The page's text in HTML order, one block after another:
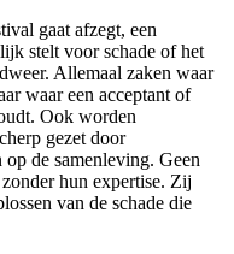
gaat afzegt, een
stelt voor schade of het
Allemaal zaken waar
waar een acceptant of
Ook worden
gezet door
op de samenleving. Geen
hun expertise. Zij
van de schade die